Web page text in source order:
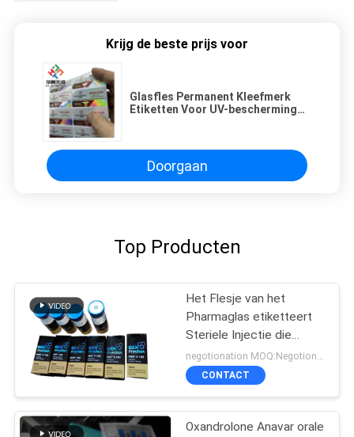
Krijg de beste prijs voor
Glasfles Permanent Kleefmerk
Etiketten Voor UV-bescherming
Doorgaan
Top Producten
Het Flesje van het
Pharmaglas etiketteert
Steriele Injectie die
Farmaceutische
Verpakking drukt
negotionation MOQ:Negotionation
CONTACT
Oxandrolone Anavar orale